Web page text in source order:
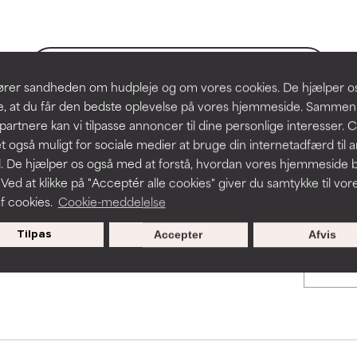
sandheden om hudpleje og om vores cookies. De hjælper
at du får den bedste oplevelse på vores hjemmeside.
kan vi tilpasse annoncer til dine personlige interesser.
også muligt for sociale medier at bruge din internetadfærd til
De hjælper os også med at forstå, hvordan vores hjemmeside
at klikke på "Acceptér alle cookies" giver du samtykke til
cookies. Cookie-meddelelse
Tilpas Afvis
Accepter
to assess ingredients in this dictionary. Regulations
men kan have kosmetiske, stabilitetsmæssige eller
anvendelighed.
irritation. Risikoen øges, når det kombineres med andre
men kan have kosmetiske, stabilitetsmæssige eller
anvendelighed.
irritation. Risikoen øges, når det kombineres med andre